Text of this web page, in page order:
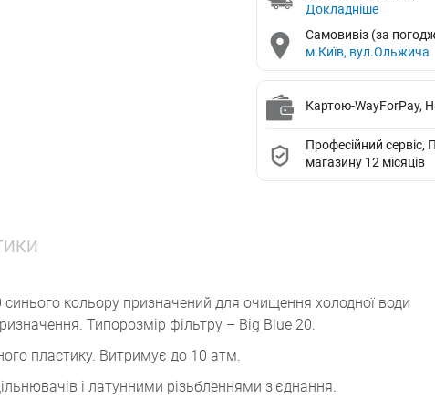
Докладніше
Самовивіз (за
м.Київ, вул.Ольжича
Картою-WayForPay,
Професійний сервіс,
магазину 12 місяців
кольору призначений для очищення холодної води
Типорозмір фільтру – Big Blue 20.
пластику. Витримує до 10 атм.
і латунними різьбленнями з'єднання.